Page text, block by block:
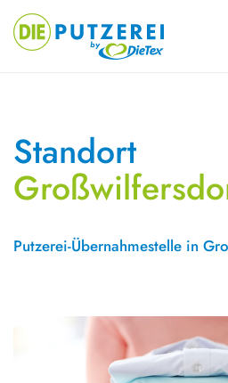
Skip
content
Standort
Putzerei-Übernahmestelle in